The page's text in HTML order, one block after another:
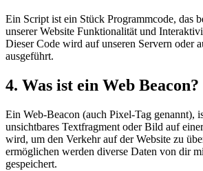
Ein Script ist ein Stück Programmcode, das
unserer Website Funktionalität und
Dieser Code wird auf unseren Servern oder
ausgeführt.
4. Was ist ein Web Beacon?
Ein Web-Beacon (auch Pixel-Tag genannt),
unsichtbares Textfragment oder Bild auf
wird, um den Verkehr auf der Website zu
ermöglichen werden diverse Daten von dir
gespeichert.